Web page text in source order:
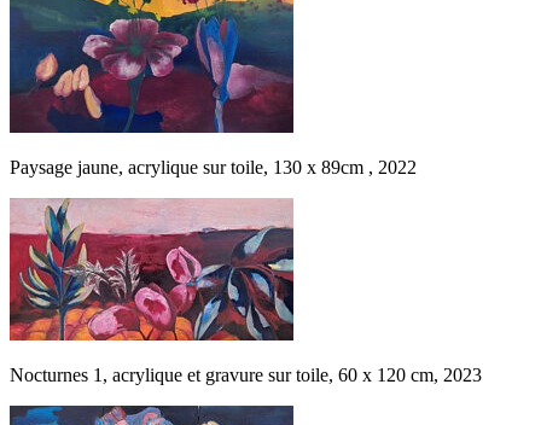
Paysage jaune, acrylique sur toile, 130 x 89cm , 2022
Nocturnes 1, acrylique et gravure sur toile, 60 x 120 cm, 2023